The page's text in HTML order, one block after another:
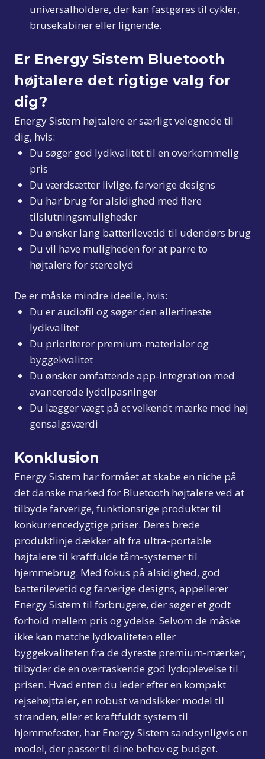
universalholdere, der kan fastgøres til cykler,
brusekabiner eller lignende.
Er Energy Sistem Bluetooth
højtalere det rigtige valg for
dig?
Energy Sistem højtalere er særligt velegnede til
dig, hvis:
Du søger god lydkvalitet til en overkommelig
pris
Du værdsætter livlige, farverige designs
Du har brug for alsidighed med flere
tilslutningsmuligheder
Du ønsker lang batterilevetid til udendørs brug
Du vil have muligheden for at parre to
højtalere for stereolyd
De er måske mindre ideelle, hvis:
Du er audiofil og søger den allerfineste
lydkvalitet
Du prioriterer premium-materialer og
byggekvalitet
Du ønsker omfattende app-integration med
avancerede lydtilpasninger
Du lægger vægt på et velkendt mærke med høj
gensalgsværdi
Konklusion
Energy Sistem har formået at skabe en niche på
det danske marked for Bluetooth højtalere ved at
tilbyde farverige, funktionsrige produkter til
konkurrencedygtige priser. Deres brede
produktlinje dækker alt fra ultra-portable
højtalere til kraftfulde tårn-systemer til
hjemmebrug. Med fokus på alsidighed, god
batterilevetid og farverige designs, appellerer
Energy Sistem til forbrugere, der søger et godt
forhold mellem pris og ydelse. Selvom de måske
ikke kan matche lydkvaliteten eller
byggekvaliteten fra de dyreste premium-mærker,
tilbyder de en overraskende god lydoplevelse til
prisen. Hvad enten du leder efter en kompakt
rejsehøjttaler, en robust vandsikker model til
stranden, eller et kraftfuldt system til
hjemmefester, har Energy Sistem sandsynligvis en
model, der passer til dine behov og budget.